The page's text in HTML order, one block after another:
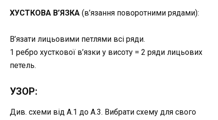
ХУСТКОВА В’ЯЗКА (в’язання поворотними рядами):
В’язати лицьовими петлями всі ряди.
1 ребро хусткової в’язки у висоту = 2 ряди лицьових
петель.
УЗОР:
Див. схеми від А.1 до А.3. Вибрати схему для свого